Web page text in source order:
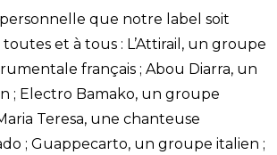
que notre label soit
et à tous : L’Attirail, un groupe
français ; Abou Diarra, un
; Electro Bamako, un groupe
Teresa, une chanteuse
; Guappecarto, un groupe italien ;